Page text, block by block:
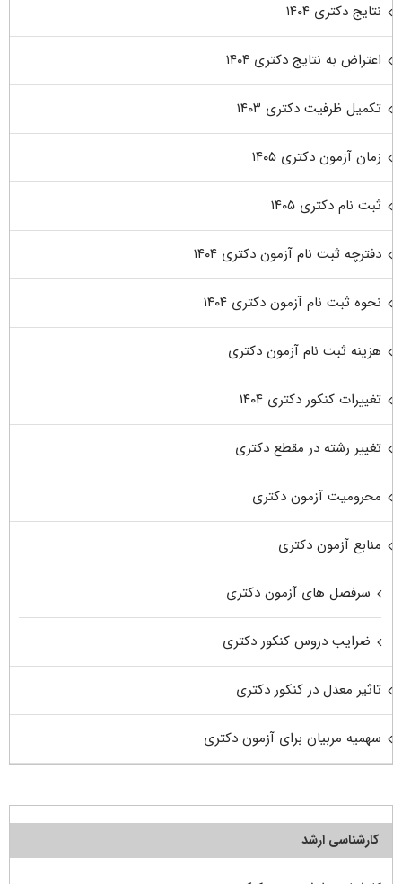
نتایج دکتری ۱۴۰۴
اعتراض به نتایج دکتری ۱۴۰۴
تکمیل ظرفیت دکتری ۱۴۰۳
زمان آزمون دکتری ۱۴۰۵
ثبت نام دکتری ۱۴۰۵
دفترچه ثبت نام آزمون دکتری ۱۴۰۴
نحوه ثبت نام آزمون دکتری ۱۴۰۴
هزینه ثبت نام آزمون دکتری
تغییرات کنکور دکتری ۱۴۰۴
تغییر رشته در مقطع دکتری
محرومیت آزمون دکتری
منابع آزمون دکتری
سرفصل های آزمون دکتری
ضرایب دروس کنکور دکتری
تاثیر معدل در کنکور دکتری
سهمیه مربیان برای آزمون دکتری
کارشناسی ارشد